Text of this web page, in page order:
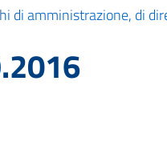
di amministrazione, di